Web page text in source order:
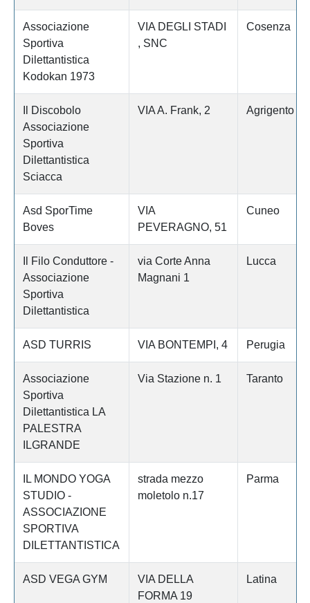
Associazione
Sportiva
Dilettantistica
Kodokan 1973
VIA DEGLI STADI
, SNC
Cosenza
Il Discobolo
Associazione
Sportiva
Dilettantistica
Sciacca
VIA A. Frank, 2 Agrigento
Asd SporTime
Boves
VIA
PEVERAGNO, 51
Cuneo
Il Filo Conduttore -
Associazione
Sportiva
Dilettantistica
via Corte Anna
Magnani 1
Lucca
ASD TURRIS VIA BONTEMPI, 4 Perugia
Associazione
Sportiva
Dilettantistica LA
PALESTRA
ILGRANDE
Via Stazione n. 1 Taranto
IL MONDO YOGA
STUDIO -
ASSOCIAZIONE
SPORTIVA
DILETTANTISTICA
strada mezzo
moletolo n.17
Parma
ASD VEGA GYM
VIA DELLA
FORMA 19
Latina